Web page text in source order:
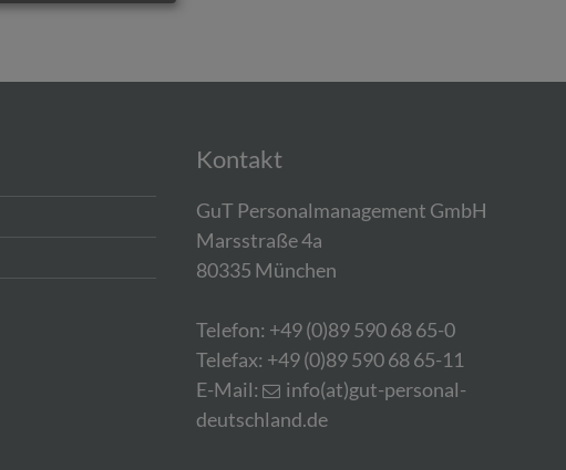
Kontakt
GuT Personalmanagement GmbH
Marsstraße 4a
80335 München
Telefon: +49 (0)89 590 68 65-0
Telefax: +49 (0)89 590 68 65-11
E-Mail:
info(at)gut-personal-
deutschland.de